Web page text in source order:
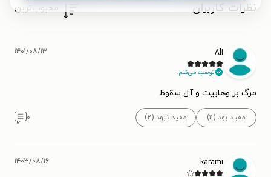
نظرات کاربران محبوب‌ترین
Ali
توصیه می‌کنم.
۱۴۰۱/۰۸/۱۳
مرگ بر وهابیت و آل سقوط
مفید بود (۱۱) مفید نبود (۲) ۰
karami ۱۴۰۳/۰۸/۱۶